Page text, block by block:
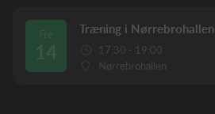
Fre
14
Træning i Nørrebrohallen
17:30 - 19:00
Nørrebrohallen